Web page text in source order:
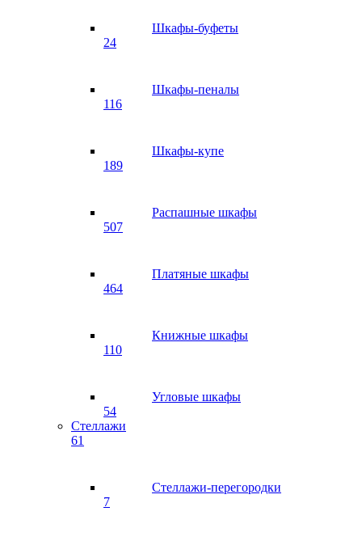
Шкафы-буфеты
24
Шкафы-пеналы
116
Шкафы-купе
189
Распашные шкафы
507
Платяные шкафы
464
Книжные шкафы
110
Угловые шкафы
54
Стеллажи
61
Стеллажи-перегородки
7